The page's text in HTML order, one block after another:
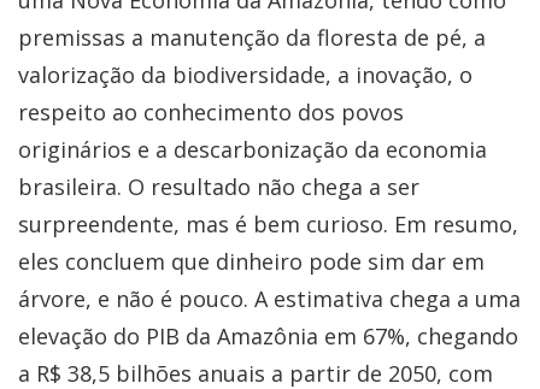
premissas a manutenção da floresta de pé, a
valorização da biodiversidade, a inovação, o
respeito ao conhecimento dos povos
originários e a descarbonização da economia
brasileira. O resultado não chega a ser
surpreendente, mas é bem curioso. Em resumo,
eles concluem que dinheiro pode sim dar em
árvore, e não é pouco. A estimativa chega a uma
elevação do PIB da Amazônia em 67%, chegando
a R$ 38,5 bilhões anuais a partir de 2050, com